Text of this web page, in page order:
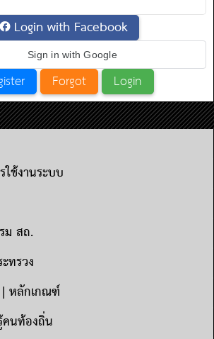
Login with Facebook
Sign in with Google
ใช้งานระบบ
ม สถ.
ทรวง
หลักเกณฑ์
คนท้องถิ่น